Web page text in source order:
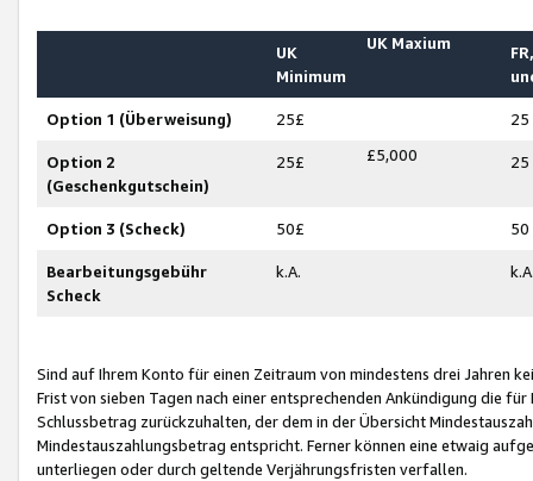
UK
Minimum
UK Maxium
Option 1 (Überweisung) 25£ 25
Option 2
(Geschenkgutschein)
25£ £5,000 25
Option 3 (Scheck) 50£ 50
Bearbeitungsgebühr
Scheck
k.A.
Sind auf Ihrem Konto für einen Zeitraum von mindestens drei Jahren
Frist von sieben Tagen nach einer entsprechenden Ankündigung die
Schlussbetrag zurückzuhalten, der dem in der Übersicht
Mindestauszahlungsbetrag entspricht. Ferner können eine etwaig
unterliegen oder durch geltende Verjährungsfristen verfallen.